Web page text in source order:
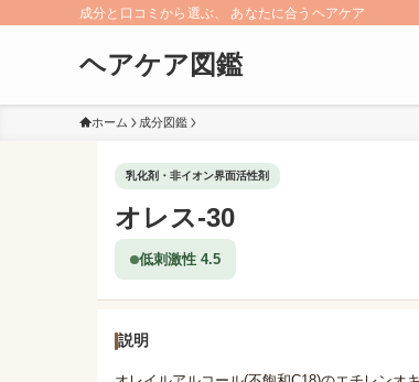
成分と口コミから選ぶ、 あなたに合うヘアケア
ヘアケア図鑑
ホーム 成分図鑑
乳化剤・非イオン界面活性剤
オレス-30
低刺激性 4.5
説明